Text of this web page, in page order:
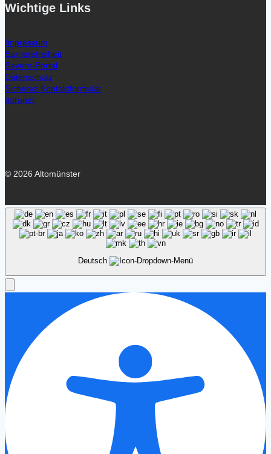
Wichtige Links
Impressum
Barrierefreiheit
Bayern-Portal
Datenschutz
Sicheres Kontaktformular
Intranet
© 2026 Altomünster
Deutsch